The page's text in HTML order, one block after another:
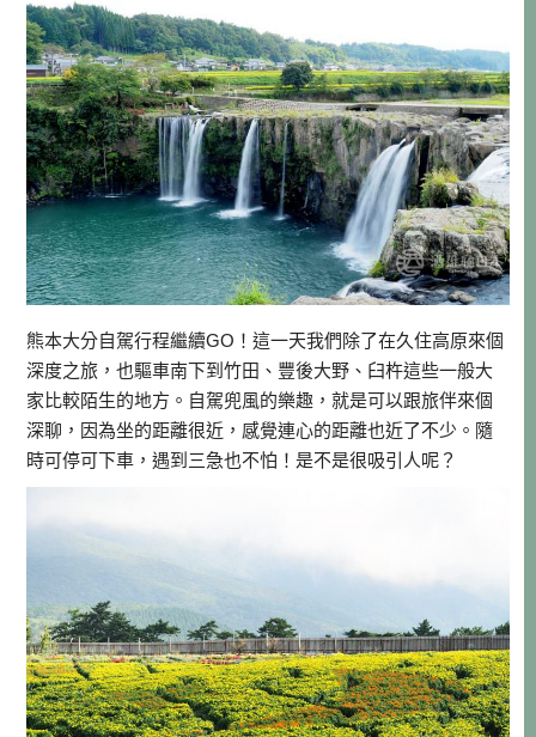
熊本大分自駕行程繼續GO！這一天我們除了在久住高原來個
深度之旅，也驅車南下到竹田、豐後大野、臼杵這些一般大
家比較陌生的地方。自駕兜風的樂趣，就是可以跟旅伴來個
深聊，因為坐的距離很近，感覺連心的距離也近了不少。隨
時可停可下車，遇到三急也不怕！是不是很吸引人呢？